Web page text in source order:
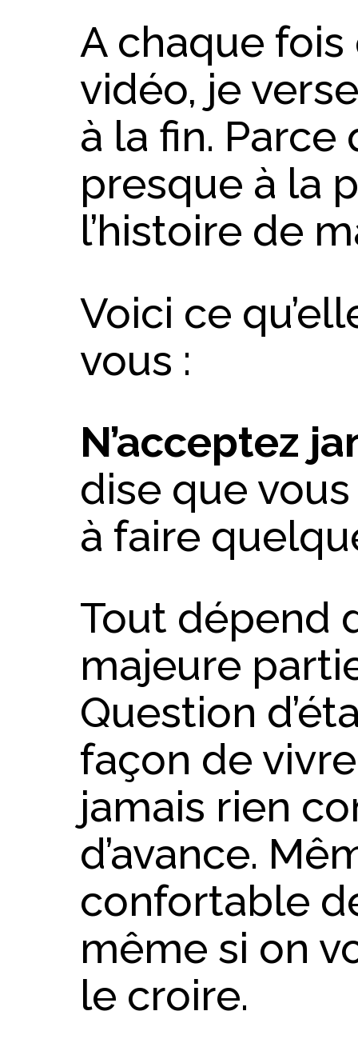
A chaque
vidéo, je
à la fin.
presque à la
l’histoire de
Voici ce
vous :
N’acceptez
dise que vous
à faire
Tout dépend
majeure
Question
façon de
jamais rien
d’avance.
confortable
même si on
le croire.